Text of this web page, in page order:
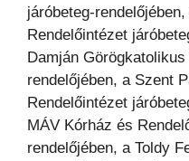
járóbeteg-
Rendelőintézet
Damján
rendelőjében, a Szent
Rendelőintézet
MÁV Kórház és
rendelőjében, a Toldy